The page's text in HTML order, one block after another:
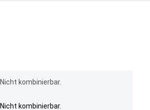
kombinierbar.
kombinierbar.